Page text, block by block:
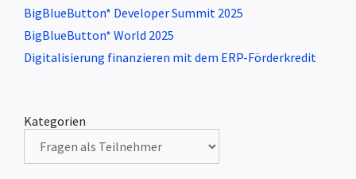
BigBlueButton* Developer Summit 2025
BigBlueButton* World 2025
Digitalisierung finanzieren mit dem ERP-Förderkredit
Kategorien